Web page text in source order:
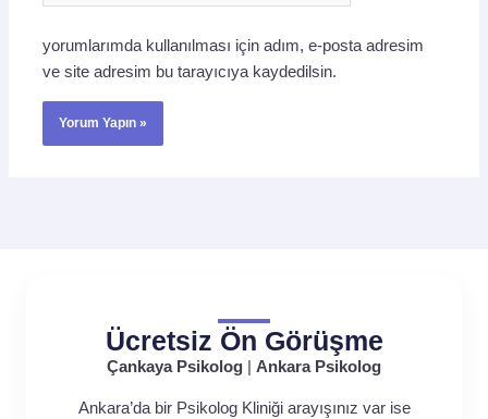
yorumlarımda kullanılması için adım, e-posta adresim
ve site adresim bu tarayıcıya kaydedilsin.
Ücretsiz Ön Görüşme
Çankaya Psikolog Ankara Psikolog
Ankara’da bir Psikolog Kliniği arayışınız var ise